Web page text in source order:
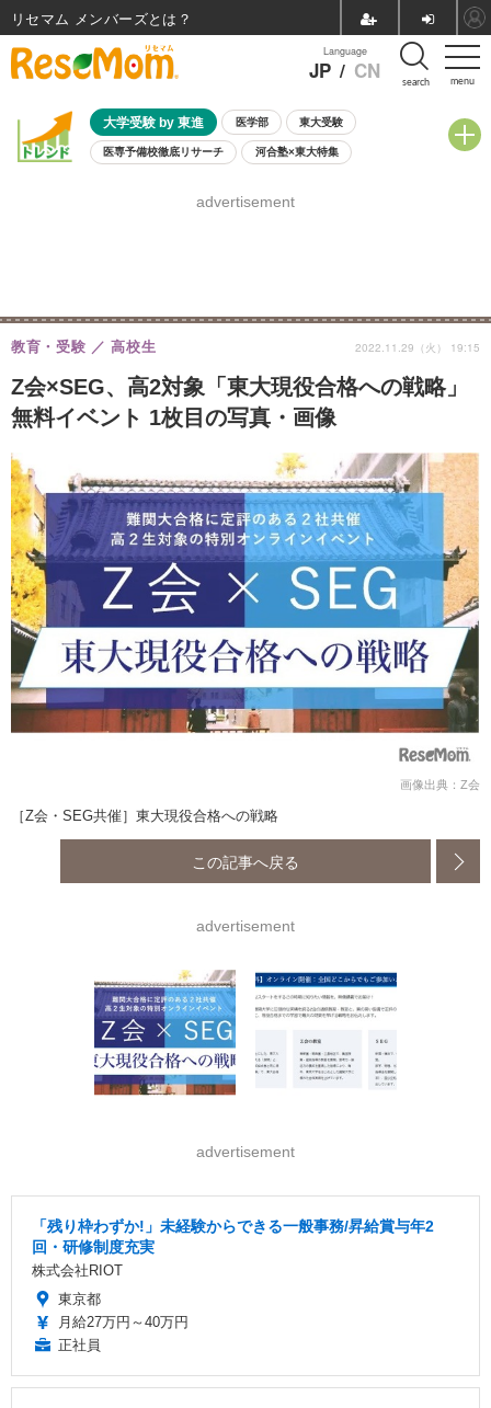
menu
Language
JP / CN search
大学受験 by 東進 医学部 東大受験
医専予備校徹底リサーチ 河合塾×東大特集
8月開催学校説明会・相談会
advertisement
Z会×SEG、高2対象「東大現役合格への戦略」
無料イベント 1枚目の写真・画像
教育・受験 高校生 2022.11.29（火） 19:15
画像出典：Z会
［Z会・SEG共催］東大現役合格への戦略
この記事へ戻る
advertisement
advertisement
「残り枠わずか!」未経験からできる一般事務/昇給賞与年2
回・研修制度充実
株式会社RIOT
東京都
月給27万円～40万円
正社員
リセマム メンバーズ